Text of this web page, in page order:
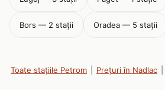
Bors — 2 stații Oradea — 5 stații
Toate stațiile Petrom Prețuri în Nadlac